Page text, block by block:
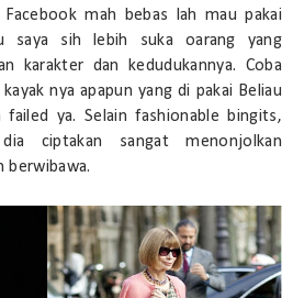
mah bebas lah mau pakai
saya sih lebih suka oarang yang
karakter dan kedudukannya. Coba
nya apapun yang di pakai Beliau
ya. Selain fashionable bingits,
ciptakan sangat menonjolkan
berwibawa.